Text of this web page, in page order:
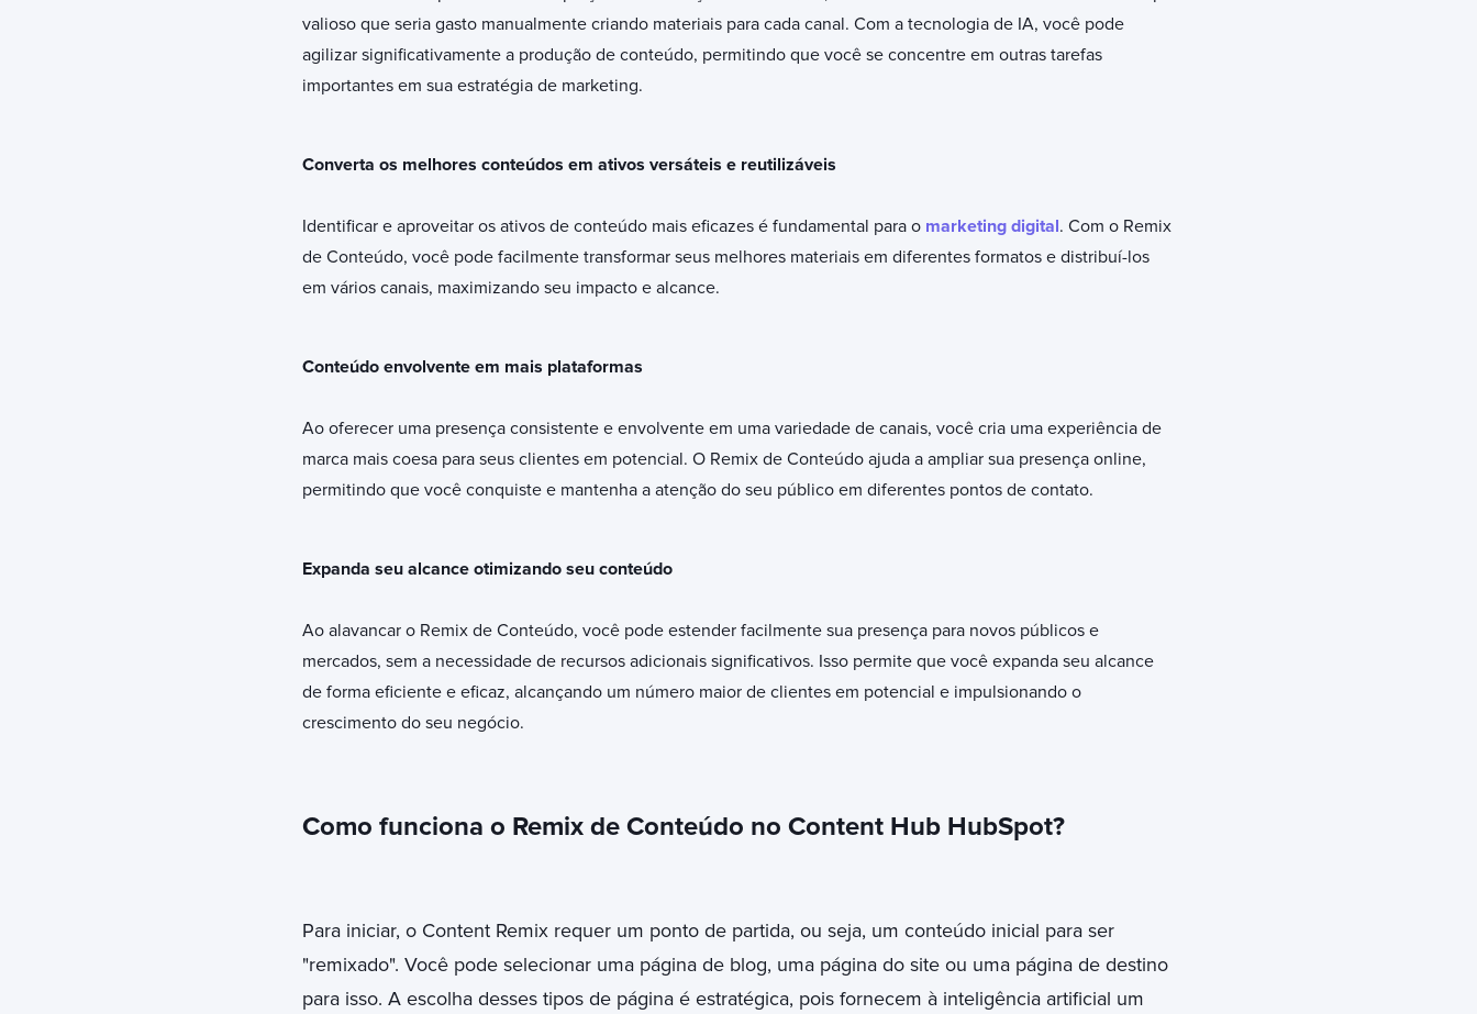
valioso que seria gasto manualmente criando materiais para cada canal. Com a tecnologia de IA, você pode
agilizar significativamente a produção de conteúdo, permitindo que você se concentre em outras tarefas
importantes em sua estratégia de marketing.
Converta os melhores conteúdos em ativos versáteis e reutilizáveis
Identificar e aproveitar os ativos de conteúdo mais eficazes é fundamental para o marketing digital. Com o Remix
de Conteúdo, você pode facilmente transformar seus melhores materiais em diferentes formatos e distribuí-los
em vários canais, maximizando seu impacto e alcance.
Conteúdo envolvente em mais plataformas
Ao oferecer uma presença consistente e envolvente em uma variedade de canais, você cria uma experiência de
marca mais coesa para seus clientes em potencial. O Remix de Conteúdo ajuda a ampliar sua presença online,
permitindo que você conquiste e mantenha a atenção do seu público em diferentes pontos de contato.
Expanda seu alcance otimizando seu conteúdo
Ao alavancar o Remix de Conteúdo, você pode estender facilmente sua presença para novos públicos e
mercados, sem a necessidade de recursos adicionais significativos. Isso permite que você expanda seu alcance
de forma eficiente e eficaz, alcançando um número maior de clientes em potencial e impulsionando o
crescimento do seu negócio.
Como funciona o Remix de Conteúdo no Content Hub HubSpot?
Para iniciar, o Content Remix requer um ponto de partida, ou seja, um conteúdo inicial para ser
"remixado". Você pode selecionar uma página de blog, uma página do site ou uma página de destino
para isso. A escolha desses tipos de página é estratégica, pois fornecem à inteligência artificial um